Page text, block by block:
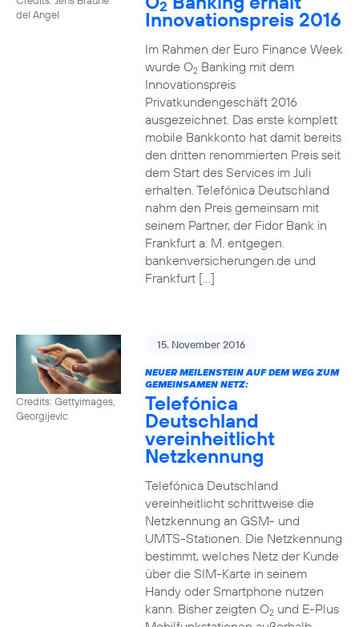
del Angel
2
Innovationspreis 2016
Im Rahmen der Euro Finance Week
wurde O2Banking mit dem
Innovationspreis
Privatkundengeschäft 2016
ausgezeichnet. Das erste komplett
mobile Bankkonto hat damit bereits
den dritten renommierten Preis seit
dem Start des Services im Juli
erhalten. Telefónica Deutschland
nahm den Preis gemeinsam mit
seinem Partner, der Fidor Bank in
Frankfurt a. M. entgegen.
bankenversicherungen.de und
Frankfurt […]
Credits: Gettyimages,
Georgijevic
15. November 2016
NEUER MEILENSTEIN AUF DEM WEG ZUM
GEMEINSAMEN NETZ:
Telefónica
Deutschland
vereinheitlicht
Netzkennung
Telefónica Deutschland
vereinheitlicht schrittweise die
Netzkennung an GSM- und
UMTS-Stationen. Die Netzkennung
bestimmt, welches Netz der Kunde
über die SIM-Karte in seinem
Handy oder Smartphone nutzen
kann. Bisher zeigten O2und E-Plus